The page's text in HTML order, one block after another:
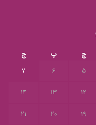
چ پ
ج
5
6
7
12
13
14
19
20
21